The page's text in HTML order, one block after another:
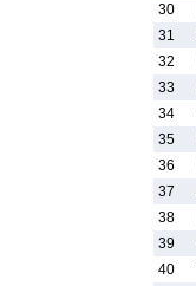
30
31
32
33
34
35
36
37
38
39
40